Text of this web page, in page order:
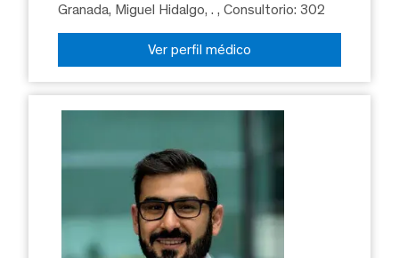
Granada, Miguel Hidalgo, ., Consultorio: 302
Ver perfil médico